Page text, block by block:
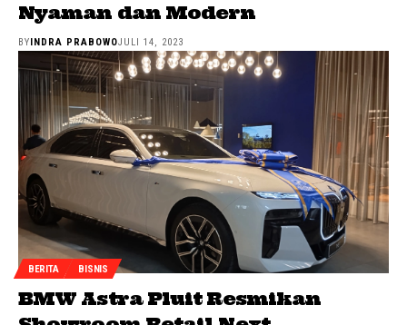
Nyaman dan Modern
BY INDRA PRABOWOJULI 14, 2023
BERITA BISNIS
BMW Astra Pluit Resmikan